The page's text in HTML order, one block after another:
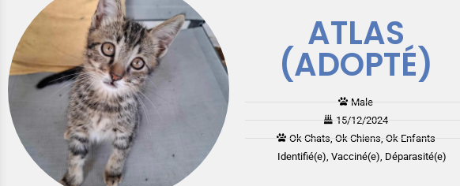
ATLAS
(ADOPTÉ)
Male
15/12/2024
Ok Chats, Ok Chiens, Ok Enfants
Identifié(e), Vacciné(e), Déparasité(e)